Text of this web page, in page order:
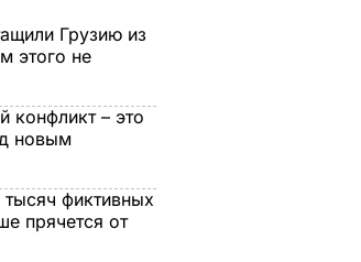
Грузию из
этого не
конфликт – это
новым
тысяч фиктивных
прячется от